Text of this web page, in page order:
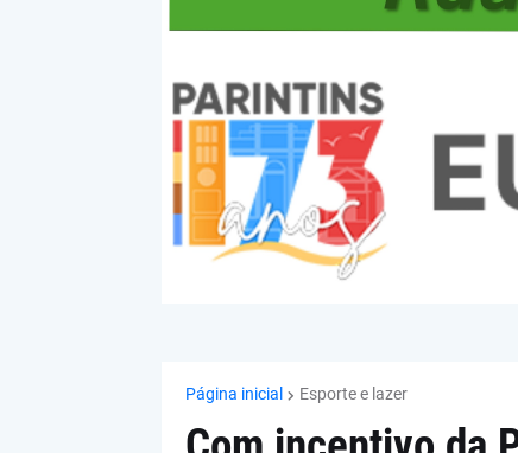
Página inicial Esporte e lazer